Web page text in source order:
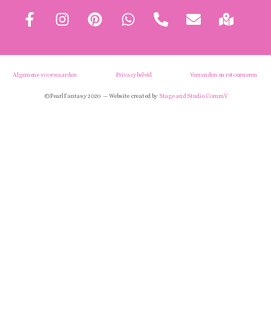
Algemene voorwaarden Privacybeleid Verzenden en retourneren
© Pearl Fantasy 2020 — Website created by Stage and Studio Comm.V.